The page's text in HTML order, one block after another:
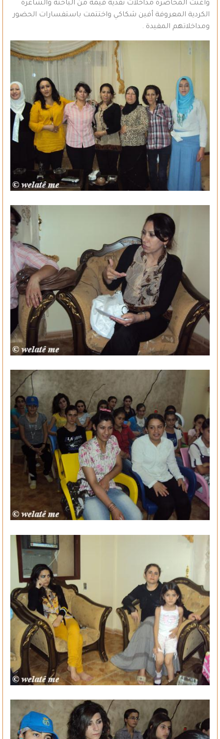
وأغنت المحاضرة مداخلات نقدية قيمة من الباحثة والشاعرة
الكردية المعروفة أفين شكاكي واختتمت باستفسارات الحضور
ومداخلاتهم المفيدة .